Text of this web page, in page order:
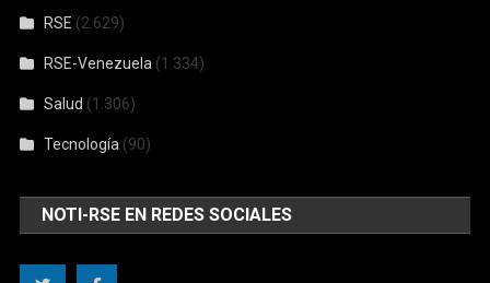
RSE (2.629)
RSE-Venezuela (1.334)
Salud (1.306)
Tecnología (90)
NOTI-RSE EN REDES SOCIALES